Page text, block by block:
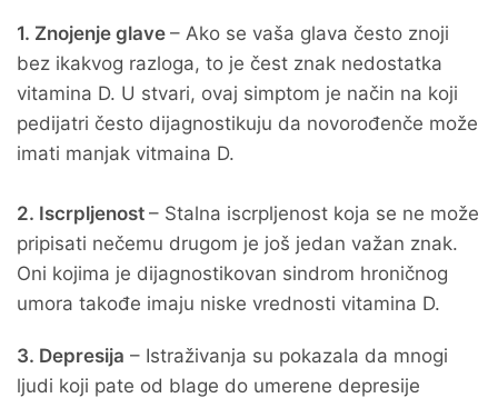
1. Znojenje glave – Ako se vaša glava često znoji
bez ikakvog razloga, to je čest znak nedostatka
vitamina D. U stvari, ovaj simptom je način na koji
pedijatri često dijagnostikuju da novorođenče može
imati manjak vitmaina D.
2. Iscrpljenost – Stalna iscrpljenost koja se ne može
pripisati nečemu drugom je još jedan važan znak.
Oni kojima je dijagnostikovan sindrom hroničnog
umora takođe imaju niske vrednosti vitamina D.
3. Depresija – Istraživanja su pokazala da mnogi
ljudi koji pate od blage do umerene depresije